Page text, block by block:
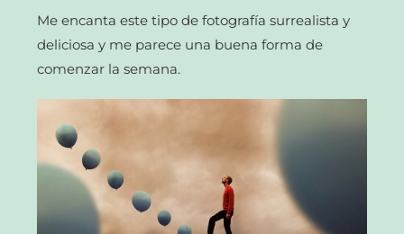
Me encanta este tipo de fotografía surrealista y
deliciosa y me parece una buena forma de
comenzar la semana.